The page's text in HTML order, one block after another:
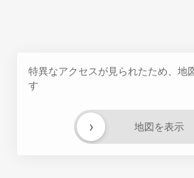
特異なアクセスが見られたため、地
す
地図を表示
›